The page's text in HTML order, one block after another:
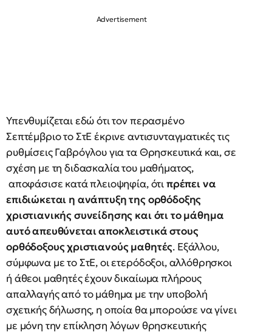
Υπενθυμίζεται εδώ ότι τον περασμένο
Σεπτέμβριο το ΣτΕ έκρινε αντισυνταγματικές τις
ρυθμίσεις Γαβρόγλου για τα Θρησκευτικά και, σε
σχέση με τη διδασκαλία του μαθήματος,
αποφάσισε κατά πλειοψηφία, ότιπρέπει να
επιδιώκεται η ανάπτυξη της ορθόδοξης
χριστιανικής συνείδησης και ότι το μάθημα
αυτό απευθύνεται αποκλειστικά στους
ορθόδοξους χριστιανούς μαθητές. Εξάλλου,
σύμφωνα με το ΣτΕ, οι ετερόδοξοι, αλλόθρησκοι
ή άθεοι μαθητές έχουν δικαίωμα πλήρους
απαλλαγής από το μάθημα με την υποβολή
σχετικής δήλωσης, η οποία θα μπορούσε να γίνει
με μόνη την επίκληση λόγων θρησκευτικής